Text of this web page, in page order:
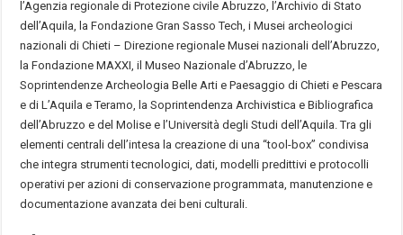
l’Agenzia regionale di Protezione civile Abruzzo, l’Archivio di Stato
dell’Aquila, la Fondazione Gran Sasso Tech, i Musei archeologici
nazionali di Chieti – Direzione regionale Musei nazionali dell’Abruzzo,
la Fondazione MAXXI, il Museo Nazionale d’Abruzzo, le
Soprintendenze Archeologia Belle Arti e Paesaggio di Chieti e Pescara
e di L’Aquila e Teramo, la Soprintendenza Archivistica e Bibliografica
dell’Abruzzo e del Molise e l’Università degli Studi dell’Aquila. Tra gli
elementi centrali dell’intesa la creazione di una “tool-box” condivisa
che integra strumenti tecnologici, dati, modelli predittivi e protocolli
operativi per azioni di conservazione programmata, manutenzione e
documentazione avanzata dei beni culturali.